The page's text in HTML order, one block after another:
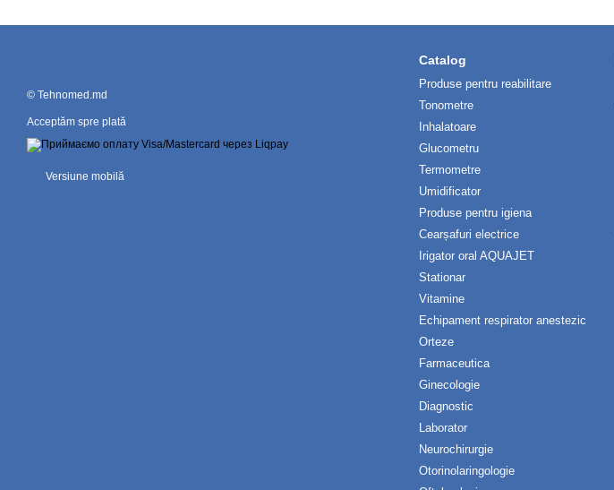
© Tehnomed.md
Acceptăm spre plată
Versiune mobilă
Catalog
Produse pentru reabilitare
Tonometre
Inhalatoare
Glucometru
Termometre
Umidificator
Produse pentru igiena
Cearșafuri electrice
Irigator oral AQUAJET
Stationar
Vitamine
Echipament respirator anestezic
Orteze
Farmaceutica
Ginecologie
Diagnostic
Laborator
Neurochirurgie
Otorinolaringologie